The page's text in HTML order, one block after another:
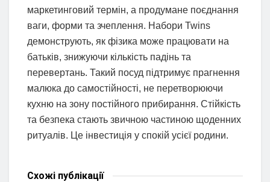
маркетинговий термін, а продумане поєднання
ваги, форми та зчеплення. Набори Twins
демонструють, як фізика може працювати на
батьків, знижуючи кількість падінь та
перевертань. Такий посуд підтримує прагнення
малюка до самостійності, не перетворюючи
кухню на зону постійного прибирання. Стійкість
та безпека стають звичною частиною щоденних
ритуалів. Це інвестиція у спокій усієї родини.
Схожі публікації